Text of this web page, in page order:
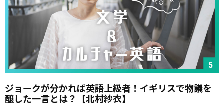
ジョークが分かれば英語上級者！イギリスで物議を
醸した一言とは？【北村紗衣】